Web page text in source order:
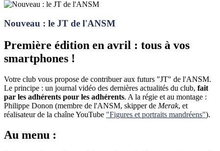
Nouveau : le JT de l'ANSM
Première édition en avril : tous à vos
smartphones !
Votre club vous propose de contribuer aux futurs "JT" de l'ANSM.
Le principe : un journal vidéo des dernières actualités du club, fait
par les adhérents pour les adhérents. A la régie et au montage :
Philippe Donon (membre de l'ANSM, skipper de Merak, et
réalisateur de la chaîne YouTube "Figures et portraits mandréens").
Au menu :